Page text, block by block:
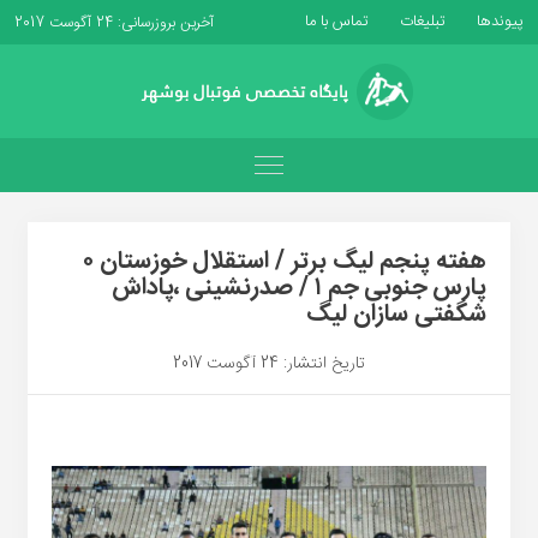
پیوندها تبلیغات تماس با ما آخرین بروزرسانی: 24 آگوست 2017
هفته پنجم لیگ برتر / استقلال خوزستان ۰
پارس جنوبی جم ۱ / صدرنشینی ،پاداش
شگفتی سازان لیگ
تاریخ انتشار: 24 آگوست 2017